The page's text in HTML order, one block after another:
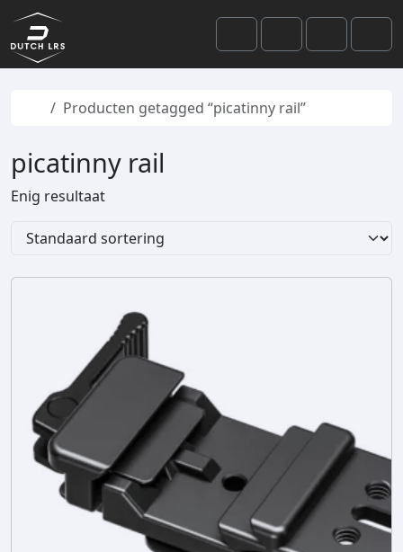
Skip to content
Skip to footer
SearchAccount
Cart
Home
Producten getagged “picatinny rail”
picatinny rail
Enig resultaat